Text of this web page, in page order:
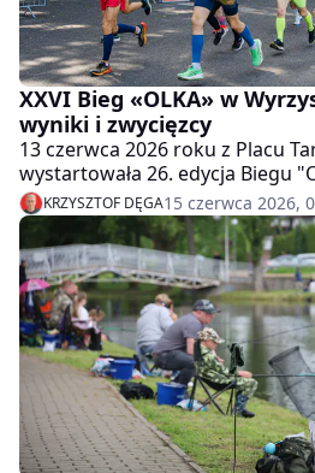
XXVI Bieg «OLKA» w
wyniki i zwycięzcy
13 czerwca 2026 roku z Placu
wystartowała 26. edycja Biegu
organizowanego przez
Wyrzysku. Impreza, nosząca
Wojciechowskiego, na stałe
wydarzeń sportowych regionu i
zarówno zawodowych
na świeżym powietrzu.
KRZYSZTOF DĘGA15 czerwca 2026,